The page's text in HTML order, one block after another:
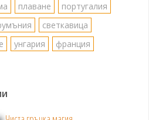
плаване
португалия
светкавица
унгария
франция